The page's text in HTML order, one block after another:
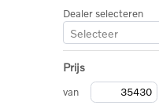
Dealer selecteren
Selecteer
Prijs
van